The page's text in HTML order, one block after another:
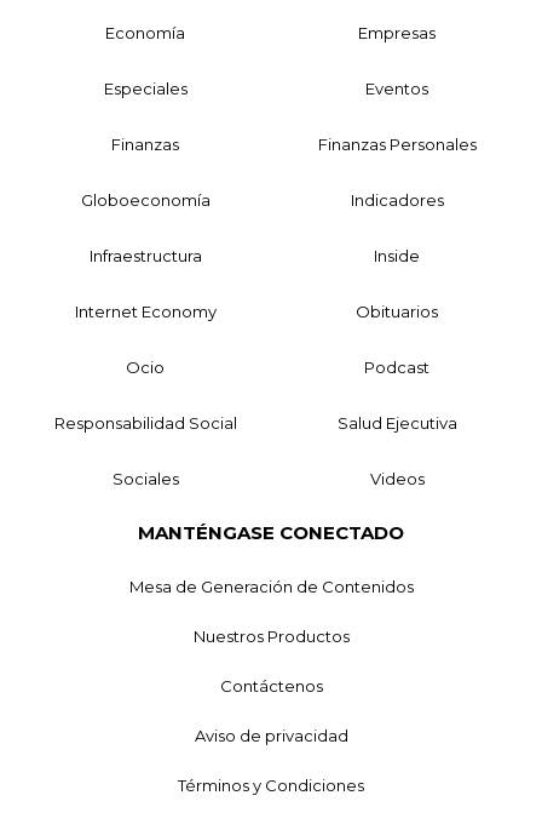
Economía Empresas
Especiales Eventos
Finanzas Finanzas Personales
Globoeconomía Indicadores
Infraestructura Inside
Internet Economy Obituarios
Ocio Podcast
Responsabilidad Social Salud Ejecutiva
Sociales Videos
MANTÉNGASE CONECTADO
Mesa de Generación de Contenidos
Nuestros Productos
Contáctenos
Aviso de privacidad
Términos y Condiciones